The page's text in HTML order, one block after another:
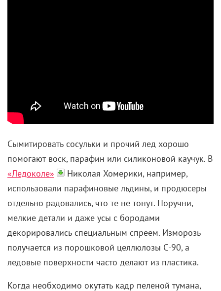
Райдер (супруга), Рэй Лиотта (криминальный босс),
Крис Эванс (еще один убийца) и другие.
Куклински легок на расправу, хотя в
исключительных случаях готов отказаться от
«задания» и даже остудить пыл коллег.
Избирательная принципиальность идет из детства,
загубившего ему и его младшему брату жизнь.
Оттуда же – умение притворяться: Ричард
мастерски убеждает окружающих, что у него
пристойная работа (хотя вместо мультфильмов он
занимаетсяпорнографией) и не вызывающие